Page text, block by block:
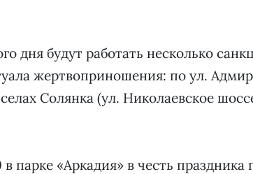
дня будут работать несколько
жертвоприношения: по ул.
Солянка (ул. Николаевское
парке «Аркадия» в честь праздника